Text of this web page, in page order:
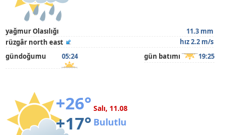
yağmur Olasılığı
11.3 mm
rüzgâr north east
hız 2.2 m/s
gündoğumu
05:24 gün batımı 19:25
+26°
+17°
Salı, 11.08
Bulutlu